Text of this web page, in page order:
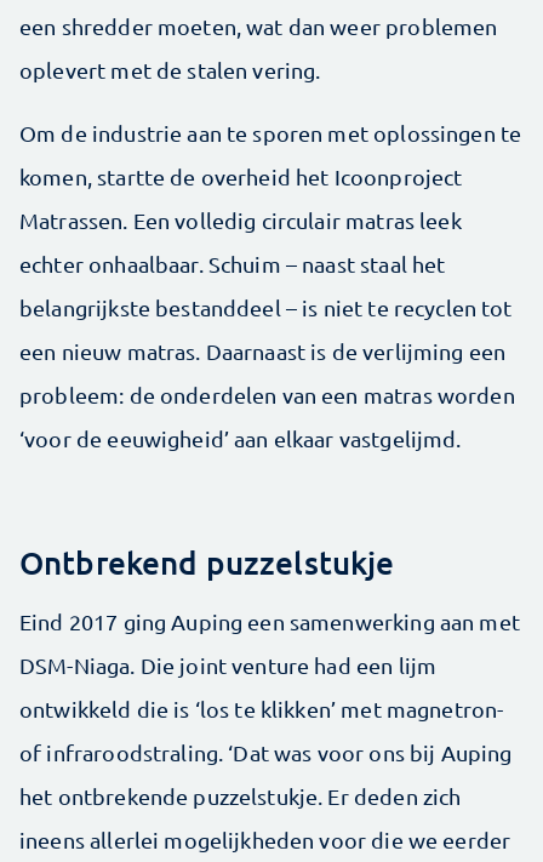
een shredder moeten, wat dan weer problemen
oplevert met de stalen vering.
Om de industrie aan te sporen met oplossingen te
komen, startte de overheid het Icoonproject
Matrassen. Een volledig circulair matras leek
echter onhaalbaar. Schuim – naast staal het
belangrijkste bestanddeel­ – is niet te recyclen tot
een nieuw matras. Daarnaast is de verlijming een
probleem: de onderdelen van een matras worden
‘voor de eeuwigheid’ aan elkaar vastgelijmd.
Ontbrekend puzzelstukje
Eind 2017 ging Auping een samenwerking aan met
DSM-Niaga. Die joint venture had een lijm
ontwikkeld die is ‘los te klikken’ met magnetron-
of infraroodstraling. ‘Dat was voor ons bij Auping
het ontbrekende puzzelstukje. Er deden zich
ineens allerlei mogelijkheden voor die we eerder